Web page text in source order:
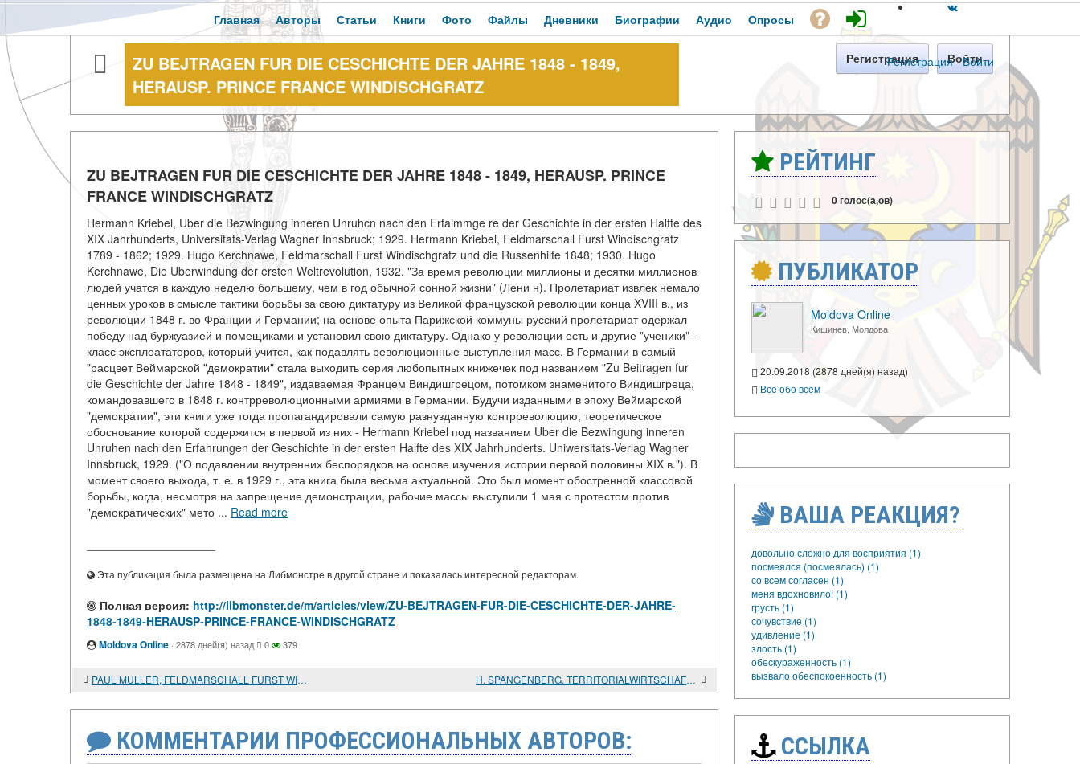
Регистрация · Войти
Главная Авторы Статьи Книги Фото Файлы Дневники Биографии Аудио Опросы
ZU BEJTRAGEN FUR DIE CESCHICHTE DER JAHRE 1848 - 1849,
HERAUSP. PRINCE FRANCE WINDISCHGRATZ
Регистрация Войти
ZU BEJTRAGEN FUR DIE CESCHICHTE DER JAHRE 1848 - 1849, HERAUSP. PRINCE
FRANCE WINDISCHGRATZ
Hermann Kriebel, Uber die Bezwingung inneren Unruhcn nach den Erfaimmge re der Geschichte in der ersten Halfte des
XIX Jahrhunderts, Universitats-Verlag Wagner Innsbruck; 1929. Hermann Kriebel, Feldmarschall Furst Windischgratz
1789 - 1862; 1929. Hugo Kerchnawe, Feldmarschall Furst Windischgratz und die Russenhilfe 1848; 1930. Hugo
Kerchnawe, Die Uberwindung der ersten Weltrevolution, 1932. "За время революции миллионы и десятки миллионов
людей учатся в каждую неделю большему, чем в год обычной сонной жизни" (Лени н). Пролетариат извлек немало
ценных уроков в смысле тактики борьбы за свою диктатуру из Великой французской революции конца XVIII в., из
революции 1848 г. во Франции и Германии; на основе опыта Парижской коммуны русский пролетариат одержал
победу над буржуазией и помещиками и установил свою диктатуру. Однако у революции есть и другие "ученики" -
класс эксплоататоров, который учится, как подавлять революционные выступления масс. В Германии в самый
"расцвет Веймарской "демократии" стала выходить серия любопытных книжечек под названием "Zu Beitragen fur
die Geschichte der Jahre 1848 - 1849", издаваемая Францем Виндишгрецом, потомком знаменитого Виндишгреца,
командовавшего в 1848 г. контрреволюционными армиями в Германии. Будучи изданными в эпоху Веймарской
"демократии", эти книги уже тогда пропагандировали самую разнузданную контрреволюцию, теоретическое
обоснование которой содержится в первой из них - Hermann Kriebel под названием Uber die Bezwingung inneren
Unruhen nach den Erfahrungen der Geschichte in der ersten Halfte des XIX Jahrhunderts. Uniwersitats-Verlag Wagner
Innsbruck, 1929. ("О подавлении внутренних беспорядков на основе изучения истории первой половины XIX в."). В
момент своего выхода, т. е. в 1929 г., эта книга была весьма актуальной. Это был момент обостренной классовой
борьбы, когда, несмотря на запрещение демонстрации, рабочие массы выступили 1 мая с протестом против
"демократических" мето ... Read more
Эта публикация была размещена на Либмонстре в другой стране и показалась интересной редакторам.
Полная версия: http://libmonster.de/m/articles/view/ZU-BEJTRAGEN-FUR-DIE-CESCHICHTE-DER-JAHRE-
1848-1849-HERAUSP-PRINCE-FRANCE-WINDISCHGRATZ
Moldova Online · 2878 дней(я) назад 0 379
PAUL MULLER, FELDMARSCHALL FURST WINDISCHGRATZ. REVOLUTION UND GEGENREVOLUTION IN OESTERREICH H. SPANGENBERG. TERRITORIALWIRTSCHAFT UND STADTWIRTSCHAFT
КОММЕНТАРИИ ПРОФЕССИОНАЛЬНЫХ АВТОРОВ:
РЕЙТИНГ
0 голос(а,ов)
ПУБЛИКАТОР
Moldova Online
Кишинев, Молдова
20.09.2018 (2878 дней(я) назад)
Всё обо всём
ВАША РЕАКЦИЯ?
довольно сложно для восприятия (1)
посмеялся (посмеялась) (1)
со всем согласен (1)
меня вдохновило! (1)
грусть (1)
сочувствие (1)
удивление (1)
злость (1)
обескураженность (1)
вызвало обеспокоенность (1)
ССЫЛКА